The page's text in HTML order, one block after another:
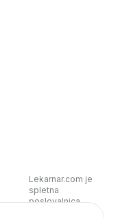
Lekarnar.com je
spletna
poslovalnica